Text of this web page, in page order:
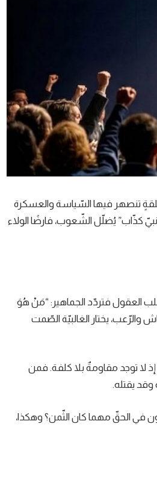
شموليّةٍ مطلقةٍ تنصهر فيها السّياسة والعسكرة
كذّاب” يُضلّل الشّعوب، فارضًا الولاء
فتردّد الجماهير: “مَنْ هُوَ
والرّعب، يختار الغالبيّة الصّمت
لا توجد مقاومةٌ بلا كلفة. فمن
يقتله.
في الحقّ مهما كان الثّمن؟ وهكذا،